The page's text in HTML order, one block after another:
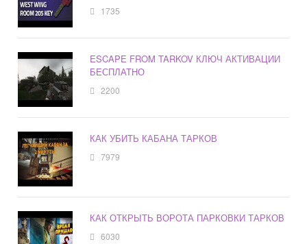
1735
ESCAPE FROM TARKOV КЛЮЧ АКТИВАЦИИ
БЕСПЛАТНО
2200
КАК УБИТЬ КАБАНА ТАРКОВ
7979
КАК ОТКРЫТЬ ВОРОТА ПАРКОВКИ ТАРКОВ
6030